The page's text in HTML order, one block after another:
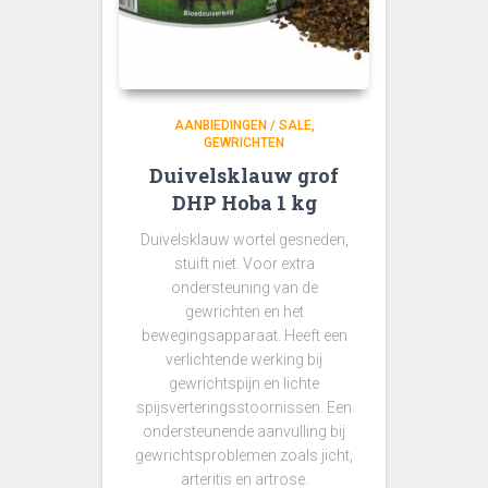
AANBIEDINGEN / SALE
GEWRICHTEN
Duivelsklauw grof
DHP Hoba 1 kg
Duivelsklauw wortel gesneden,
stuift niet. Voor extra
ondersteuning van de
gewrichten en het
bewegingsapparaat. Heeft een
verlichtende werking bij
gewrichtspijn en lichte
spijsverteringsstoornissen. Een
ondersteunende aanvulling bij
gewrichtsproblemen zoals jicht,
arteritis en artrose.